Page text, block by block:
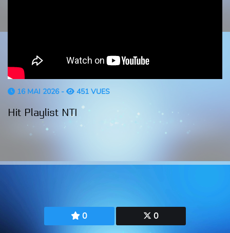
0 0
16 MAI 2026 - 451 VUES
Hit Playlist NTI